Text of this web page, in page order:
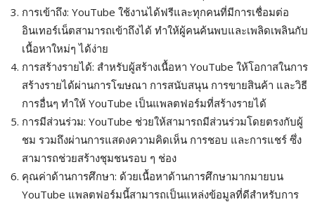
การเข้าถึง: YouTube ใช้งานได้ฟรีและทุกคนที่มีการเชื่อมต่อ
อินเทอร์เน็ตสามารถเข้าถึงได้ ทำให้ผู้คนค้นพบและเพลิดเพลินกับ
เนื้อหาใหม่ๆ ได้ง่าย
การสร้างรายได้: สำหรับผู้สร้างเนื้อหา YouTube ให้โอกาสในการ
สร้างรายได้ผ่านการโฆษณา การสนับสนุน การขายสินค้า และวิธี
การอื่นๆ ทำให้ YouTube เป็นแพลตฟอร์มที่สร้างรายได้
การมีส่วนร่วม: YouTube ช่วยให้สามารถมีส่วนร่วมโดยตรงกับผู้
ชม รวมถึงผ่านการแสดงความคิดเห็น การชอบ และการแชร์ ซึ่ง
สามารถช่วยสร้างชุมชนรอบ ๆ ช่อง
คุณค่าด้านการศึกษา: ด้วยเนื้อหาด้านการศึกษามากมายบน
YouTube แพลตฟอร์มนี้สามารถเป็นแหล่งข้อมูลที่ดีสำหรับการ